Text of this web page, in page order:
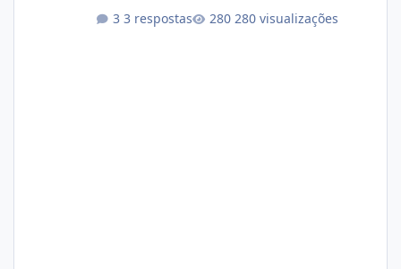
3 respostas 280 visualizações